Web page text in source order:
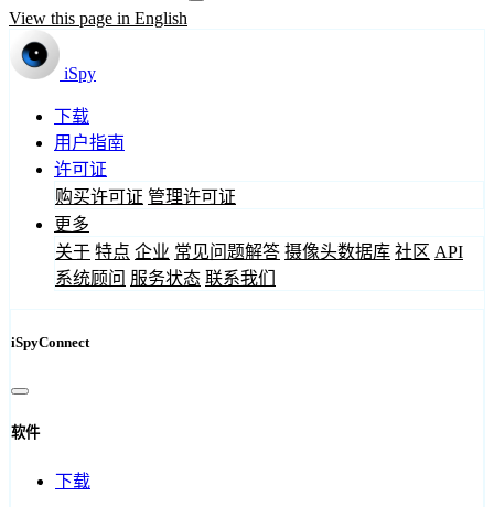
View this page in English
iSpy
下载
用户指南
许可证
购买许可证 管理许可证
更多
关于 特点 企业 常见问题解答 摄像头数据库 社区 API
系统顾问 服务状态 联系我们
iSpyConnect
软件
下载